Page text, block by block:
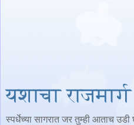
यशाचा राजमार्ग
स्पर्धेच्या सागरात जर तुम्ही आताच